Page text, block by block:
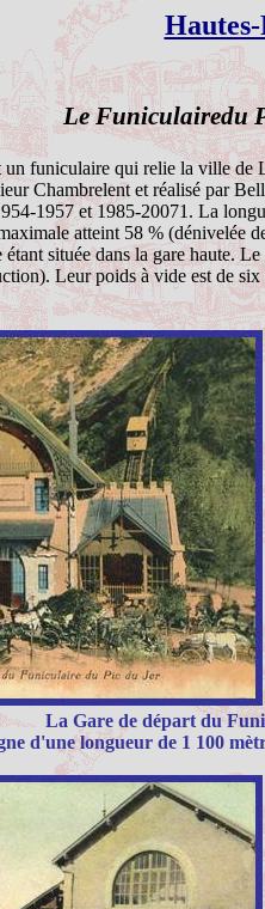
Le Funiculairedu
funiculaire qui relie la ville de
Chambrelentet réalisé par
1957 et 1985-20071. La
atteint 58 % (dénivelée
située dans la gare haute.
Leur poids à vide est de
La Gare de départ du
d'une longueur de 1 100